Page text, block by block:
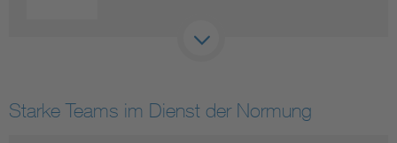
Starke Teams im Dienst der Normung